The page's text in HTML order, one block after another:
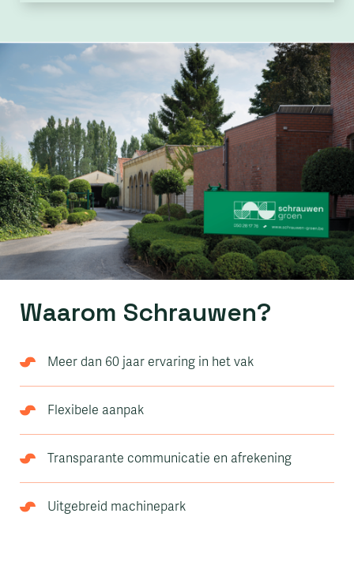
Waarom Schrauwen?
Meer dan 60 jaar ervaring in het vak
Flexibele aanpak
Transparante communicatie en afrekening
Uitgebreid machinepark